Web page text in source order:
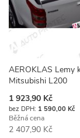
AEROKLAS Lemy
Mitsubishi L200
Akční
cena
1 923,90 Kč
1 590,00 Kč
Běžná cena
2 407,90 Kč